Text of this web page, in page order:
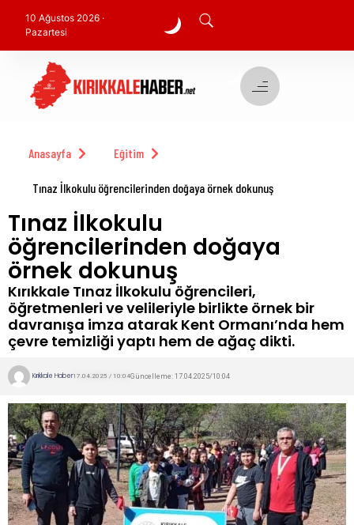
10 Ağustos 2026 ·
Pazartesi
Anasayfa Eğitim
Tınaz İlkokulu öğrencilerinden doğaya örnek dokunuş
Tınaz İlkokulu
öğrencilerinden doğaya
örnek dokunuş
Kırıkkale Tınaz İlkokulu öğrencileri,
öğretmenleri ve velileriyle birlikte örnek bir
davranışa imza atarak Kent Ormanı’nda hem
çevre temizliği yaptı hem de ağaç dikti.
Kırıkkale Haber17.04.2025 / 10:04Güncelleme: 17.04.2025/10:04